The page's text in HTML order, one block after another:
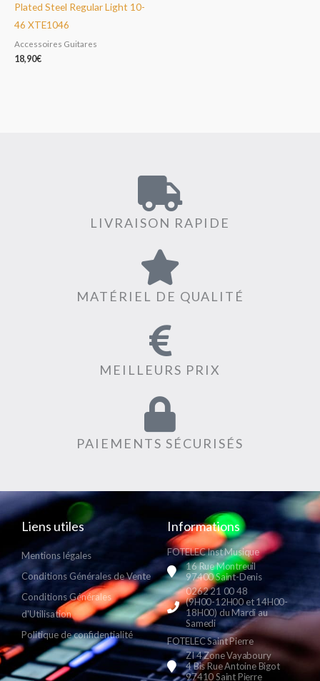
Plated Steel Regular Light 10-
46 XTE1046
Accessoires Guitares
18,90€
LIVRAISON RAPIDE
MATÉRIEL DE QUALITÉ
MEILLEURS PRIX
PAIEMENTS SÉCURISÉS
Liens utiles
Mentions légales
Conditions Générales de Vente
Conditions Générales
d'Utilisation
Politique de confidentialité
Informations
FOTELEC Inst Musique
16 Rue Montreuil
97400 Saint-Denis
0262 21 00 48
(9H00-12H00 et 14H00-
18H00) du Mardi au
Samedi
FOTELEC Saint Pierre
ZI 4 Zone Vayaboury
4 Bis Rue Antoine Bigot
97410 Saint Pierre